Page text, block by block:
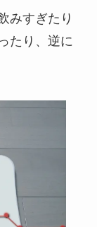
みすぎたり
たり、逆に